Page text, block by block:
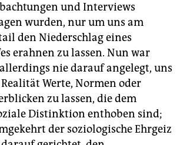
und Interviews
wurden, nur um uns am
den Niederschlag eines
erahnen zu lassen. Nun war
nie darauf angelegt, uns
Werte, Normen oder
zu lassen, die dem
Distinktion enthoben sind;
der soziologische Ehrgeiz